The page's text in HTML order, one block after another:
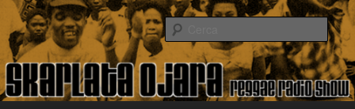
Aneu
contingut
principal
Aneu
contingut
secundariSkarlata Ojara
Reggae Radio Show
Cerca